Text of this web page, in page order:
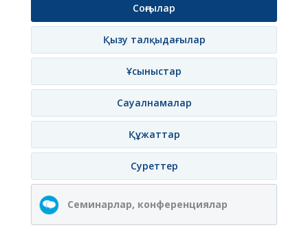
Соңғылар
Қызу талқыдағылар
Ұсыныстар
Сауалнамалар
Құжаттар
Суреттер
Семинарлар, конференциялар